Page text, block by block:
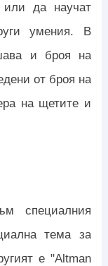
или да научат
умения. В
и броя на
от броя на
на щетите и
специалния
тема за
е "Altman